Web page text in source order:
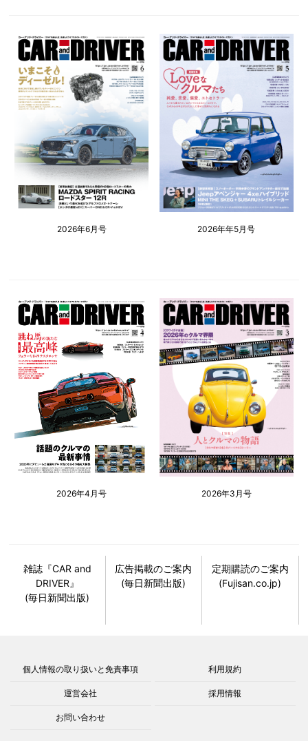
2026年6月号 2026年年5月号
2026年4月号 2026年3月号
雑誌『CAR and
DRIVER』
(毎日新聞出版)
広告掲載のご案内
(毎日新聞出版)
定期購読のご案内
(Fujisan.co.jp)
個人情報の取り扱いと免責事項 利用規約
運営会社 採用情報
お問い合わせ